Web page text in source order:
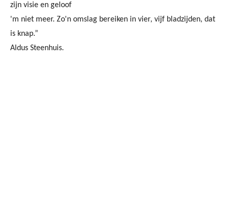
zijn visie en geloof
'm niet meer. Zo'n omslag bereiken in vier, vijf bladzijden, dat
is knap.”
Aldus Steenhuis.